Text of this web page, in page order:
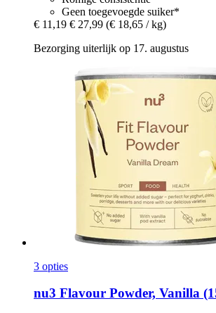
Geen toegevoegde suiker*
€ 11,19 € 27,99 (€ 18,65 / kg)
Bezorging uiterlijk op 17. augustus
3 opties
nu3 Flavour Powder, Vanilla